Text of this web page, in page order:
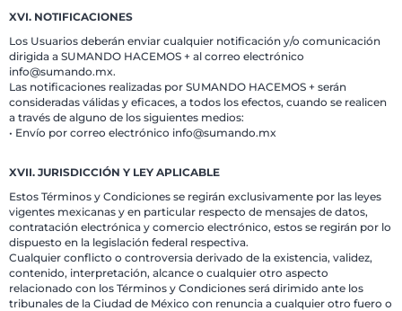
XVI. NOTIFICACIONES
Los Usuarios deberán enviar cualquier notificación y/o comunicación
dirigida a SUMANDO HACEMOS + al correo electrónico
info@sumando.mx.
Las notificaciones realizadas por SUMANDO HACEMOS + serán
consideradas válidas y eficaces, a todos los efectos, cuando se realicen
a través de alguno de los siguientes medios:
• Envío por correo electrónico info@sumando.mx
XVII. JURISDICCIÓN Y LEY APLICABLE
Estos Términos y Condiciones se regirán exclusivamente por las leyes
vigentes mexicanas y en particular respecto de mensajes de datos,
contratación electrónica y comercio electrónico, estos se regirán por lo
dispuesto en la legislación federal respectiva.
Cualquier conflicto o controversia derivado de la existencia, validez,
contenido, interpretación, alcance o cualquier otro aspecto
relacionado con los Términos y Condiciones será dirimido ante los
tribunales de la Ciudad de México con renuncia a cualquier otro fuero o